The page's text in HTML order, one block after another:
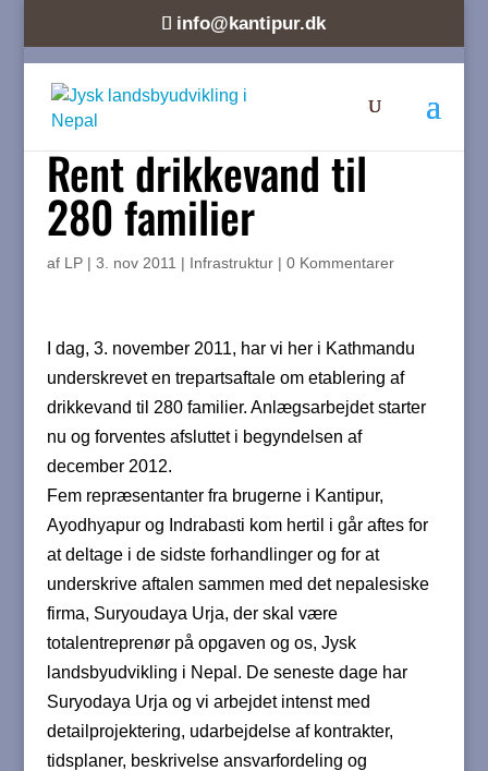
info@kantipur.dk
Rent drikkevand til
280 familier
af LP| 3. nov 2011 | Infrastruktur| 0 Kommentarer
I dag, 3. november 2011, har vi her i Kathmandu
underskrevet en trepartsaftale om etablering af
drikkevand til 280 familier. Anlægsarbejdet starter
nu og forventes afsluttet i begyndelsen af
december 2012.
Fem repræsentanter fra brugerne i Kantipur,
Ayodhyapur og Indrabasti kom hertil i går aftes for
at deltage i de sidste forhandlinger og for at
underskrive aftalen sammen med det nepalesiske
firma, Suryoudaya Urja, der skal være
totalentreprenør på opgaven og os, Jysk
landsbyudvikling i Nepal. De seneste dage har
Suryodaya Urja og vi arbejdet intenst med
detailprojektering, udarbejdelse af kontrakter,
tidsplaner, beskrivelse ansvarfordeling og